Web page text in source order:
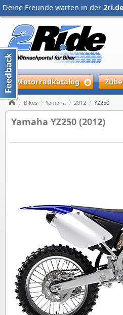
Deine Freunde warten in der
Motorradkatalog
Bikes Yamaha 2012 YZ250
Yamaha YZ250 (2012)